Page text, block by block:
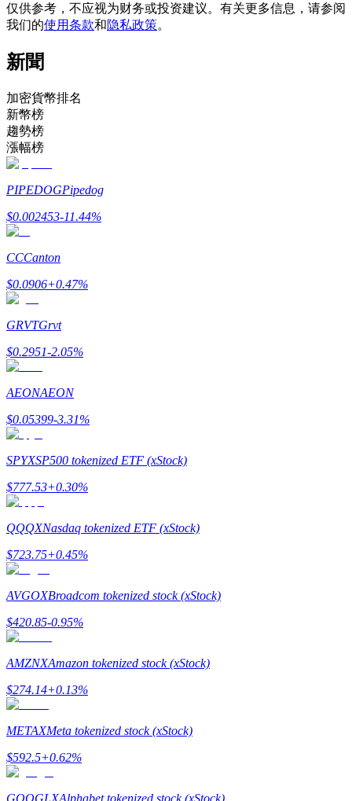
成為跟單交易員
合約指南
合約功能使用指南
學習如何保持盈利
仅供参考，不应视为财务或投资建议。有关更多信息，请参阅
我们的使用条款和隐私政策。
新聞
加密貨幣排名
新幣榜
趨勢榜
漲幅榜
PIPEDOGPipedog
$0.002453-11.44%
CCCanton
$0.0906+0.47%
GRVTGrvt
$0.2951-2.05%
AEONAEON
$0.05399-3.31%
SPYXSP500 tokenized ETF (xStock)
$777.53+0.30%
QQQXNasdaq tokenized ETF (xStock)
$723.75+0.45%
AVGOXBroadcom tokenized stock (xStock)
$420.85-0.95%
AMZNXAmazon tokenized stock (xStock)
$274.14+0.13%
METAXMeta tokenized stock (xStock)
$592.5+0.62%
GOOGLXAlphabet tokenized stock (xStock)